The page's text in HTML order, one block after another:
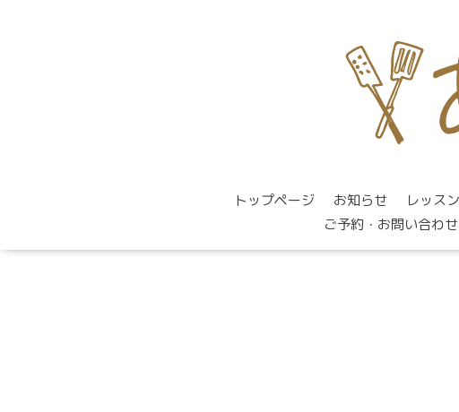
トップページ お知らせ レッス
ご予約・お問い合わせ